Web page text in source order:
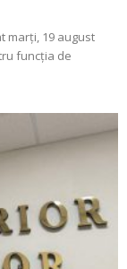
marți, 19 august
funcția de